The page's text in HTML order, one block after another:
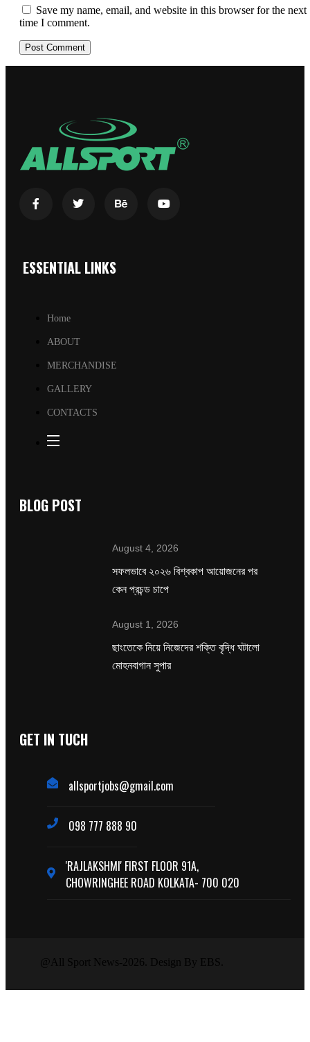
Save my name, email, and website in this browser for the next
time I comment.
ESSENTIAL LINKS
Home
ABOUT
MERCHANDISE
GALLERY
CONTACTS
BLOG POST
August 4, 2026
সফলভাবে ২০২৬ বিশ্বকাপ আয়োজনের পর
কেন প্রচন্ড চাপে
August 1, 2026
ছাংতেকে নিয়ে নিজেদের শক্তি বৃদ্ধি ঘটালো
মোহনবাগান সুপার
GET IN TUCH
allsportjobs@gmail.com
098 777 888 90
'RAJLAKSHMI' FIRST FLOOR 91A,
CHOWRINGHEE ROAD KOLKATA- 700 020
@All Sport News-2026. Design By EBS.